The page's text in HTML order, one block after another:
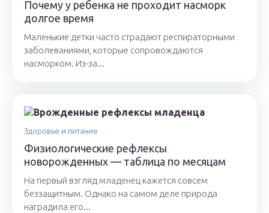
Почему у ребенка не проходит насморк
долгое время
Маленькие детки часто страдают респираторными
заболеваниями, которые сопровождаются
насморком. Из-за...
Здоровье и питание
Физиологические рефлексы
новорожденных — таблица по месяцам
На первый взгляд младенец кажется совсем
беззащитным. Однако на самом деле природа
наградила его...